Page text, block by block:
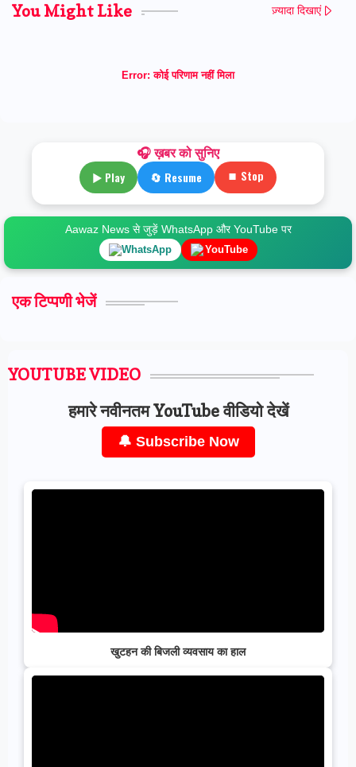
You Might Like ज़्यादा दिखाएं
Error: कोई परिणाम नहीं मिला
🎧 ख़बर को सुनिए
▶ Play 🔄 Resume ⏹ Stop
Aawaz News से जुड़ें WhatsApp और YouTube पर
WhatsApp YouTube
एक टिप्पणी भेजें
YOUTUBE VIDEO
हमारे नवीनतम YouTube वीडियो देखें
🔔 Subscribe Now
खुटहन की बिजली व्यवसाय का हाल